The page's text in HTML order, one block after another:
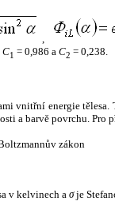
,
C1 = 0,986 a C2 = 0,238.
vnitřní energie
a barvě povrchu.
zákon
v kelvinech aσje